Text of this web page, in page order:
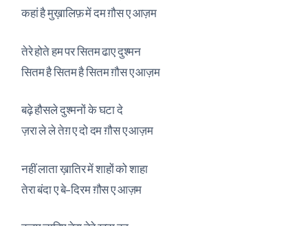
कहां है मुख़ालिफ़ में दम ग़ौस ए आज़म
तेरे होते हम पर सितम ढाए दुश्मन
सितम है सितम है सितम ग़ौस ए आज़म
बढ़े हौसले दुश्मनों के घटा दे
ज़रा ले ले तेग़ ए दो दम ग़ौस ए आज़म
नहीं लाता ख़ातिर में शाहों को शाहा
तेरा बंदा ए बे-दिरम ग़ौस ए आज़म